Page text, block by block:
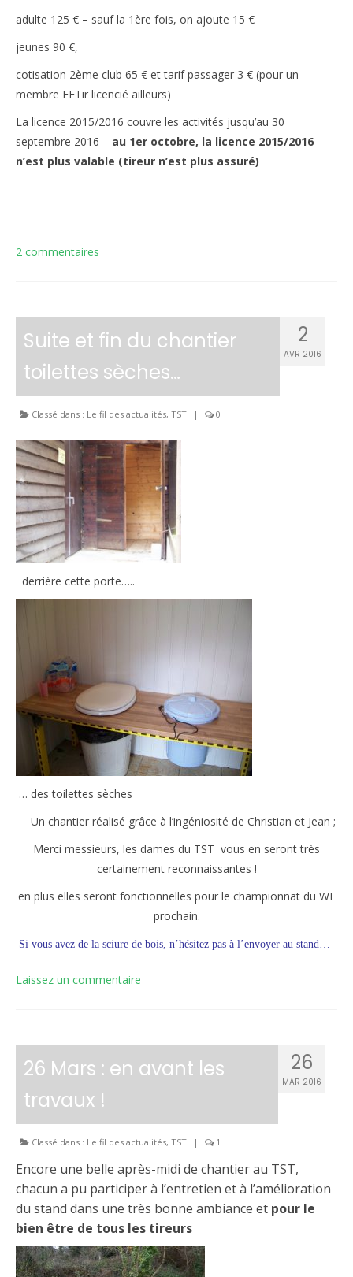
adulte 125 € – sauf la 1ère fois, on ajoute 15 €
jeunes 90 €,
cotisation 2ème club 65 € et tarif passager 3 € (pour un
membre FFTir licencié ailleurs)
La licence 2015/2016 couvre les activités jusqu’au 30
septembre 2016 – au 1er octobre, la licence 2015/2016
n’est plus valable (tireur n’est plus assuré)
2 commentaires
2
AVR 2016
Suite et fin du chantier
toilettes sèches…
Classé dans : Le fil des actualités, TST | 0
derrière cette porte…..
… des toilettes sèches
Un chantier réalisé grâce à l’ingéniosité de Christian et Jean ;
Merci messieurs, les dames du TST vous en seront très
certainement reconnaissantes !
en plus elles seront fonctionnelles pour le championnat du WE
prochain.
Si vous avez de la sciure de bois, n’hésitez pas à l’envoyer au stand…
Laissez un commentaire
26
MAR 2016
26 Mars : en avant les
travaux !
Classé dans : Le fil des actualités, TST | 1
Encore une belle après-midi de chantier au TST,
chacun a pu participer à l’entretien et à l’amélioration
du stand dans une très bonne ambiance et pour le
bien être de tous les tireurs